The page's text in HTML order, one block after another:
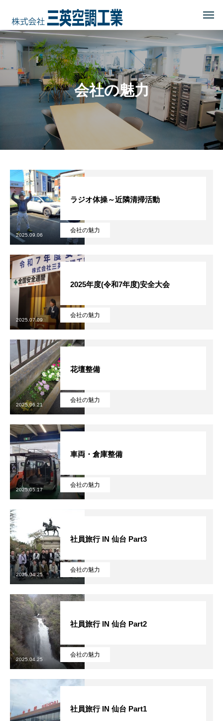
HOME トップページ
COMPANY 会社を知る
会社概要・沿革・所在地
CSR
地域貢献企業
健康経営
SDGs認証
よこはまグッドバランス企業
横浜グランドスラム企業
RECRUIT
募集概要
よくある質問
インタビュー
BUSINESS
2022年度
2023年度
2024年度
2025年度
官公庁
COMPANY BLOG
会社の魅力
会社の魅力
ラジオ体操～近隣清掃活動
2025.09.06
会社の魅力
2025年度(令和7年度)安全大会
2025.07.09
会社の魅力
花壇整備
2025.06.21
会社の魅力
車両・倉庫整備
2025.05.17
会社の魅力
社員旅行 IN 仙台 Part3
2025.04.25
会社の魅力
社員旅行 IN 仙台 Part2
2025.04.25
社員旅行 IN 仙台 Part1